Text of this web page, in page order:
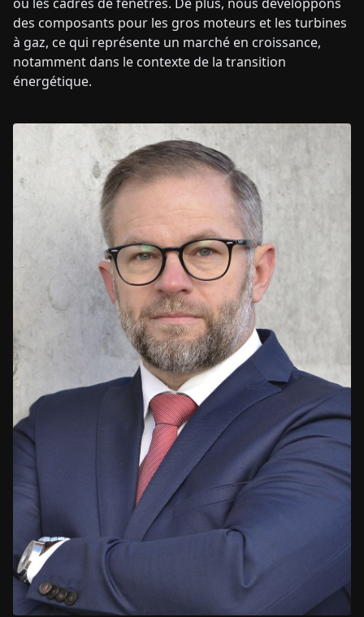
des composants pour les gros moteurs et les turbines
à gaz, ce qui représente un marché en croissance,
notamment dans le contexte de la transition
énergétique.